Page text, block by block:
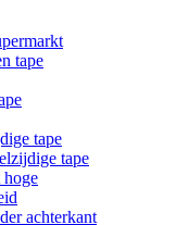
tape
tape
tape
hoge
achterkant